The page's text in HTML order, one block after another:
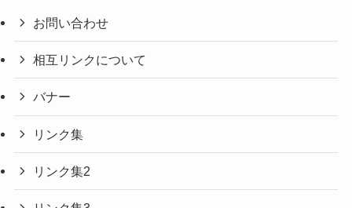
お問い合わせ
相互リンクについて
バナー
リンク集
リンク集2